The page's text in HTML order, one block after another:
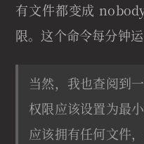
有文件都变成
限。这个命令每分钟运
当然，我也查阅到
权限应该设置为最
应该拥有任何文件